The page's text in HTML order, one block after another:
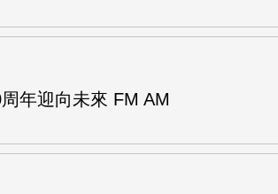
年迎向未來 FM AM